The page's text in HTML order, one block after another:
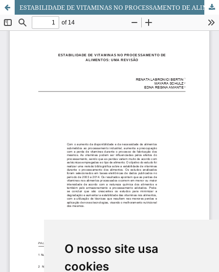
O nosso site usa
cookies
ESTABILIDADE DE VITAMINAS NO PROCESSAMENTO DE ALIMENTOS: UMA REVISÃO